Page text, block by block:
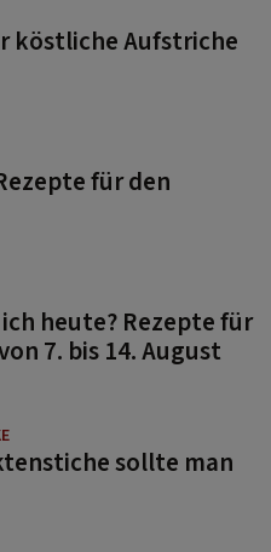
köstliche Aufstriche
für den
heute? Rezepte für
7. bis 14. August
sollte man